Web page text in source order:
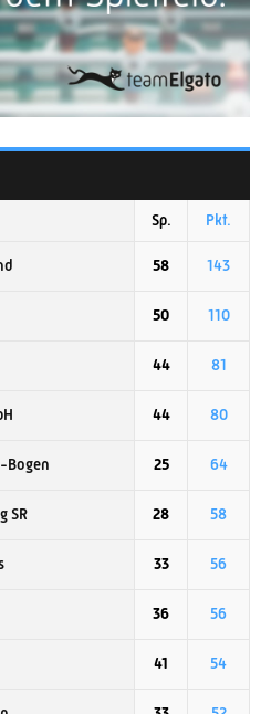
Sp. Pkt.
58 143
50 110
44 81
44 80
Bogen 25 64
SR 28 58
33 56
36 56
41 54